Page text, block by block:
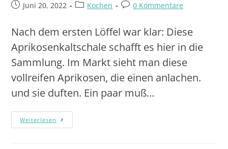
Juni 20, 2022 Kochen 0 Kommentare
Nach dem ersten Löffel war klar: Diese
Aprikosenkaltschale schafft es hier in die
Sammlung. Im Markt sieht man diese
vollreifen Aprikosen, die einen anlachen.
und sie duften. Ein paar muß…
Weiterlesen